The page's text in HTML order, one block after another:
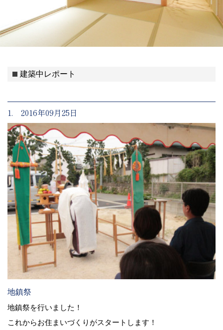
建築中レポート
1. 2016年09月25日
地鎮祭
地鎮祭を行いました！
これからお住まいづくりがスタートします！